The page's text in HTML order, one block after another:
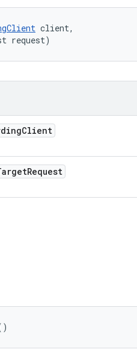
client,
request)
Client
Request